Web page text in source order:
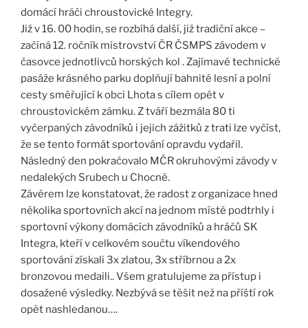
domácí hráči chroustovické Integry.
Již v 16. 00 hodin, se rozbíhá další, již tradiční akce –
začíná 12. ročník mistrovství ČR ČSMPS závodem v
časovce jednotlivců horských kol . Zajímavé technické
pasáže krásného parku doplňují bahnité lesní a polní
cesty směřující k obci Lhota s cílem opět v
chroustovickém zámku. Z tváří bezmála 80 ti
vyčerpaných závodníků i jejich zážitků z trati lze vyčíst,
že se tento formát sportování opravdu vydařil.
Následný den pokračovalo MČR okruhovými závody v
nedalekých Srubech u Chocně.
Závěrem lze konstatovat, že radost z organizace hned
několika sportovních akcí na jednom místě podtrhly i
sportovní výkony domácích závodníků a hráčů SK
Integra, kteří v celkovém součtu víkendového
sportování získali 3x zlatou, 3x stříbrnou a 2x
bronzovou medaili.. Všem gratulujeme za přístup i
dosažené výsledky. Nezbývá se těšit než na příští rok
opět nashledanou….